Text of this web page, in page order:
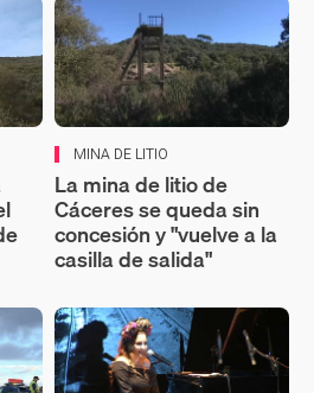
MINA DE LITIO
La mina de litio de
Cáceres se queda sin
concesión y "vuelve a la
casilla de salida"